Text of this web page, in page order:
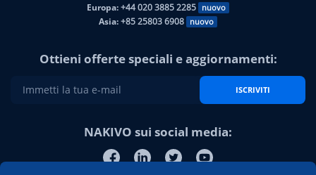
Europa:+44 020 3885 2285 nuovo
Asia:+85 25803 6908 nuovo
Ottieni offerte speciali e aggiornamenti:
ISCRIVITI
NAKIVO sui social media: